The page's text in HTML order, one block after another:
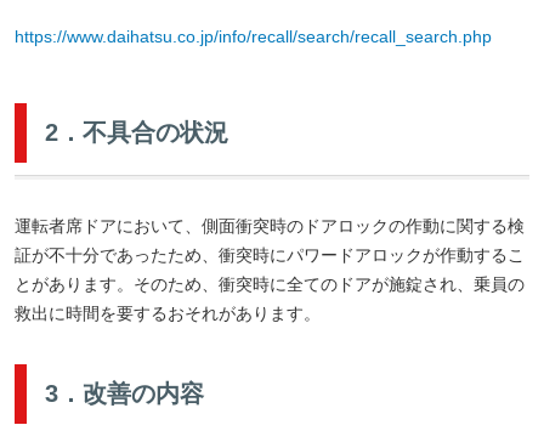
https://www.daihatsu.co.jp/info/recall/search/recall_search.php
2．不具合の状況
運転者席ドアにおいて、側面衝突時のドアロックの作動に関する検
証が不十分であったため、衝突時にパワードアロックが作動するこ
とがあります。そのため、衝突時に全てのドアが施錠され、乗員の
救出に時間を要するおそれがあります。
3．改善の内容